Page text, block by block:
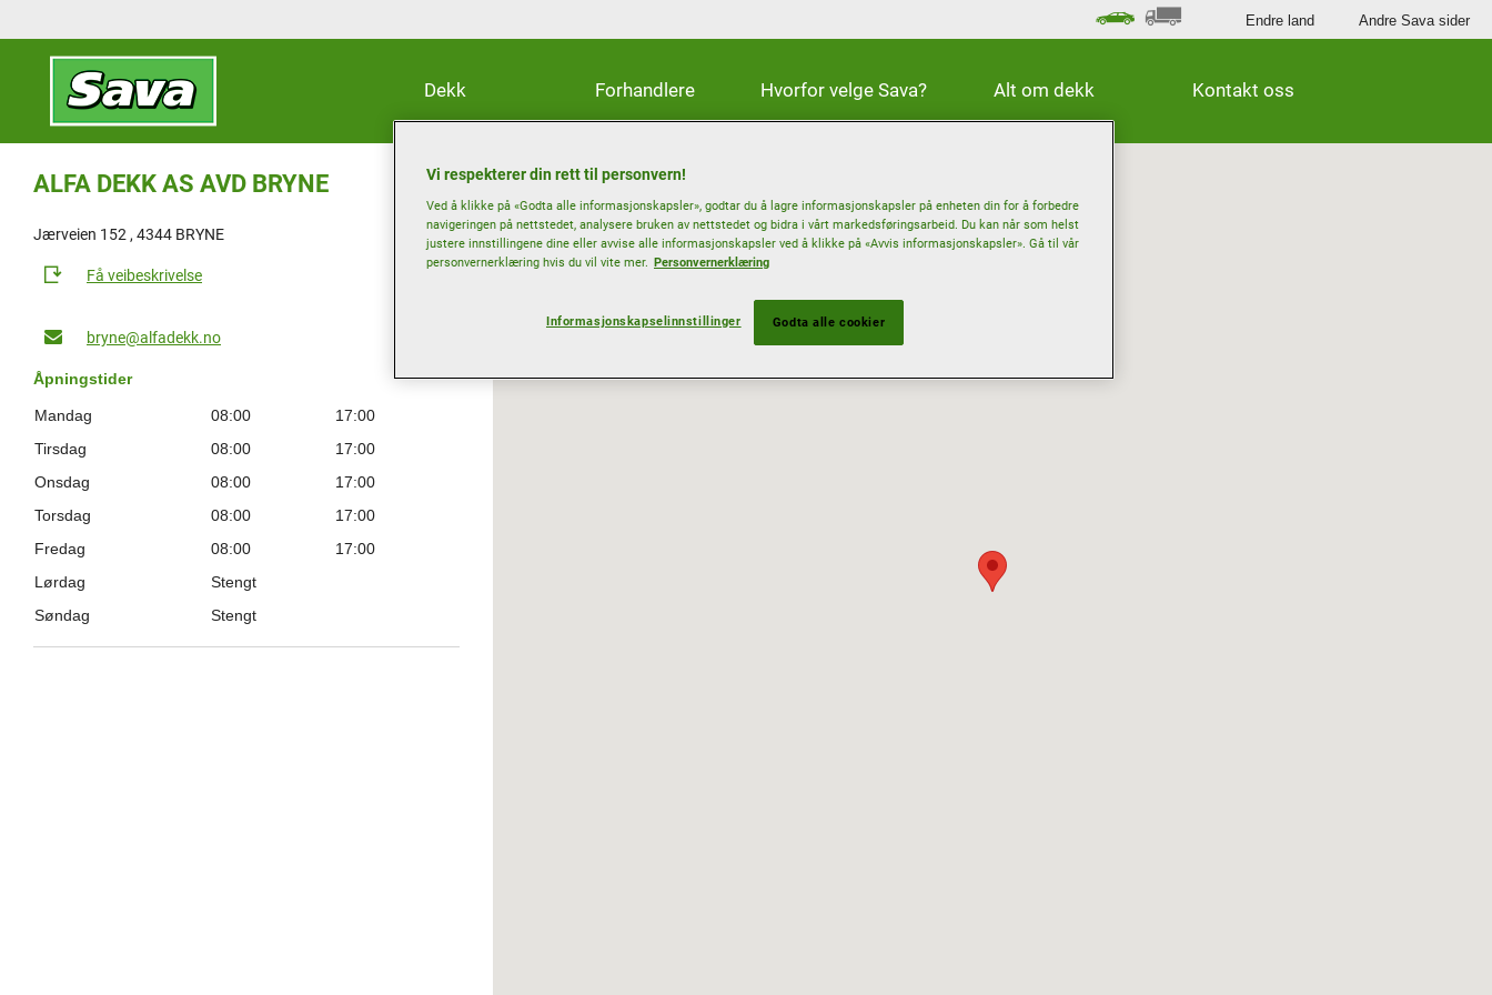
Dekk Forhandlere Hvorfor velge Sava? Alt om dekk Kontakt oss
Endre land Andre Sava sider
ALFA DEKK AS AVD BRYNE
Jærveien 152 , 4344 BRYNE
Få veibeskrivelse
bryne@alfadekk.no
Åpningstider
Mandag 08:00
17:00
Tirsdag
08:00
17:00
Onsdag
08:00
17:00
Torsdag
08:00
17:00
Fredag
08:00
17:00
Lørdag
Stengt
Søndag
Stengt
Vi respekterer din rett til personvern!
Ved å klikke på «Godta alle informasjonskapsler», godtar du å lagre informasjonskapsler på enheten din for å forbedre
navigeringen på nettstedet, analysere bruken av nettstedet og bidra i vårt markedsføringsarbeid. Du kan når som helst
justere innstillingene dine eller avvise alle informasjonskapsler ved å klikke på «Avvis informasjonskapsler». Gå til vår
personvernerklæring hvis du vil vite mer. Personvernerklæring
Informasjonskapselinnstillinger Godta alle cookier